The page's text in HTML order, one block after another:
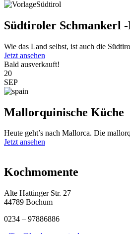
Südtiroler Schmankerl
Wie das Land selbst, ist auch die
Jetzt ansehen
Bald ausverkauft!
20
SEP
Mallorquinische Küche
Heute geht’s nach Mallorca. Die
Jetzt ansehen
Kochmomente
Alte Hattinger Str. 27
44789 Bochum
0234 – 97886886